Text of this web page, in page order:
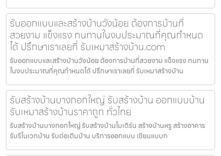
รับออกแบบและสร้างบ้านวังน้อย ต้องการบ้านที่
สวยงาม แข็งแรง ทนทานในงบประมาณที่คุณกำหนด
ได้ ปรึกษาเราเลยที่ รับเหมาสร้างบ้าน.com
รับออกแบบและสร้างบ้านวังน้อย ต้องการบ้านที่สวยงาม แข็งแรง ทนทาน
ในงบประมาณที่คุณกำหนดได้ ปรึกษาเราเลยที่ รับเหมาสร้างบ้าน
รับสร้างบ้านบางกอกใหญ่ รับสร้างบ้าน ออกแบบบ้าน
รับเหมาสร้างบ้านราคาถูก ทั่วไทย
รับสร้างบ้านบางกอกใหญ่ รับสร้างบ้านโมเดิร์น สร้างบ้านหรู สร้างอาคาร
รับรีโนเวทบ้าน รับต่อเติมบ้าน บริการออกแบบ เขียนแบบก